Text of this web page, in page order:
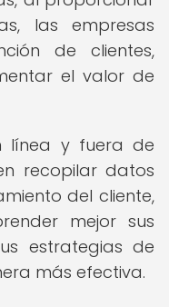
las empresas
de clientes,
el valor de
línea y fuera de
recopilar datos
del cliente,
mejor sus
estrategias de
más efectiva.